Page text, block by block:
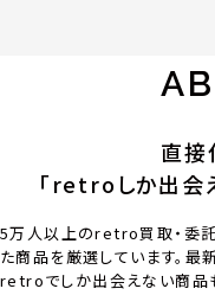
直接
「retroしか出会
5万人以上のretro買取・委
た商品を厳選しています。最
retroでしか出会えない商品